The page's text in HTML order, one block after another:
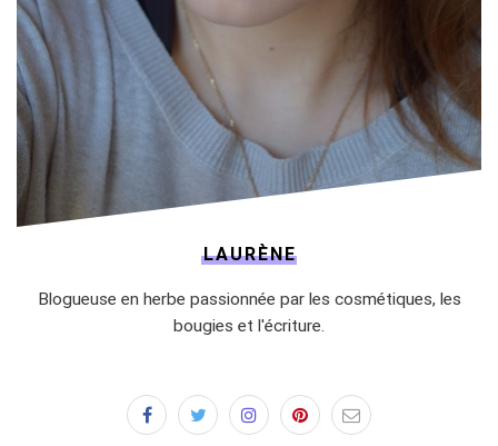
LAURÈNE
Blogueuse en herbe passionnée par les cosmétiques, les
bougies et l'écriture.